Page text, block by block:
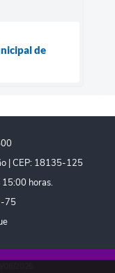
de
| CEP: 18135-125
15:00 horas.
75